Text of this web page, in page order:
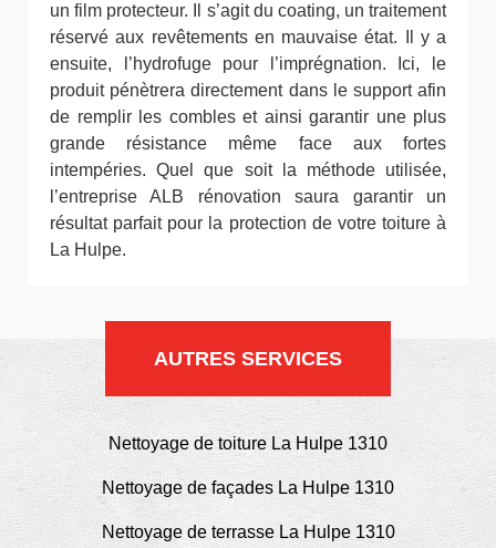
un film protecteur. Il s’agit du coating, un traitement
réservé aux revêtements en mauvaise état. Il y a
ensuite, l’hydrofuge pour l’imprégnation. Ici, le
produit pénètrera directement dans le support afin
de remplir les combles et ainsi garantir une plus
grande résistance même face aux fortes
intempéries. Quel que soit la méthode utilisée,
l’entreprise ALB rénovation saura garantir un
résultat parfait pour la protection de votre toiture à
La Hulpe.
AUTRES SERVICES
Nettoyage de toiture La Hulpe 1310
Nettoyage de façades La Hulpe 1310
Nettoyage de terrasse La Hulpe 1310